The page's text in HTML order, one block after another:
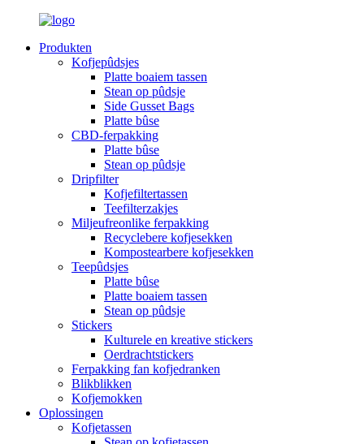
Produkten
Kofjepûdsjes
Platte boaiem tassen
Stean op pûdsje
Side Gusset Bags
Platte bûse
CBD-ferpakking
Platte bûse
Stean op pûdsje
Dripfilter
Kofjefiltertassen
Teefilterzakjes
Miljeufreonlike ferpakking
Recyclebere kofjesekken
Kompostearbere kofjesekken
Teepûdsjes
Platte bûse
Platte boaiem tassen
Stean op pûdsje
Stickers
Kulturele en kreative stickers
Oerdrachtstickers
Ferpakking fan kofjedranken
Blikblikken
Kofjemokken
Oplossingen
Kofjetassen